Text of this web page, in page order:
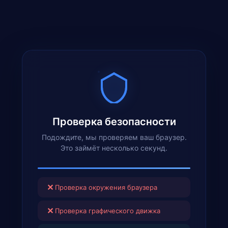
Проверка безопасности
Подождите, мы проверяем ваш браузер.
Это займёт несколько секунд.
✕ Проверка окружения браузера
✕ Проверка графического движка